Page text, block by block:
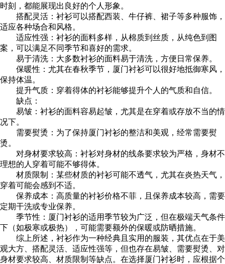
时刻，都能展现出良好的个人形象。
搭配灵活：衬衫可以搭配西装、牛仔裤、裙子等多种服饰，
适应各种场合和风格。
适应性强：衬衫的面料多样，从棉质到丝质，从纯色到图
案，可以满足不同季节和喜好的需求。
易于清洗：大多数衬衫的面料易于清洗，方便日常保养。
保暖性：尤其在春秋季节，厦门衬衫可以很好地抵御寒风，
保持体温。
提升气质：穿着得体的衬衫能够提升个人的气质和自信。
缺点：
易皱：衬衫的面料容易起皱，尤其是在穿着或存放不当的情
况下。
需要熨烫：为了保持厦门衬衫的整洁和美观，经常需要熨
烫。
对身材要求较高：衬衫对身材的线条要求较为严格，身材不
理想的人穿着可能不够得体。
材质限制：某些材质的衬衫可能不透气，尤其在炎热天气，
穿着可能会感到不适。
保养成本：高质量的衬衫价格不菲，且保养成本较高，需要
定期干洗或专业保养。
季节性：厦门衬衫的适用季节较为广泛，但在极端天气条件
下（如极寒或极热），可能需要额外的保暖或防晒措施。
综上所述，衬衫作为一种经典且实用的服装，其优点在于美
观大方、搭配灵活、适应性强等，但也存在易皱、需要熨烫、对
身材要求较高、材质限制等缺点。在选择厦门衬衫时，应根据个